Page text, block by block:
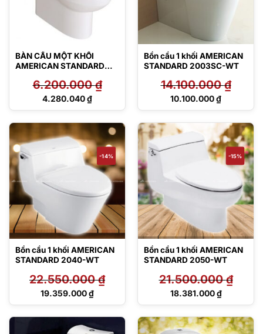
BÀN CẦU MỘT KHỐI
AMERICAN STANDARD
6.200.000₫
Giá
6.200.000 ₫.
4.280.040₫
Giá
là:
4.280.040 ₫.
Bồn cầu 1 khối AMERICAN
STANDARD 2003SC-WT
14.100.000₫
Giá
14.100.000 ₫.
10.100.000₫
Giá
10.100.000 ₫.
-14%
Bồn cầu 1 khối AMERICAN
STANDARD 2040-WT
22.550.000₫
Giá
19.359.000₫
Giá
là:
-15%
Bồn cầu 1 khối AMERICAN
STANDARD 2050-WT
21.500.000₫
Giá
21.500.000 ₫.
18.381.000₫
Giá
tại
là: